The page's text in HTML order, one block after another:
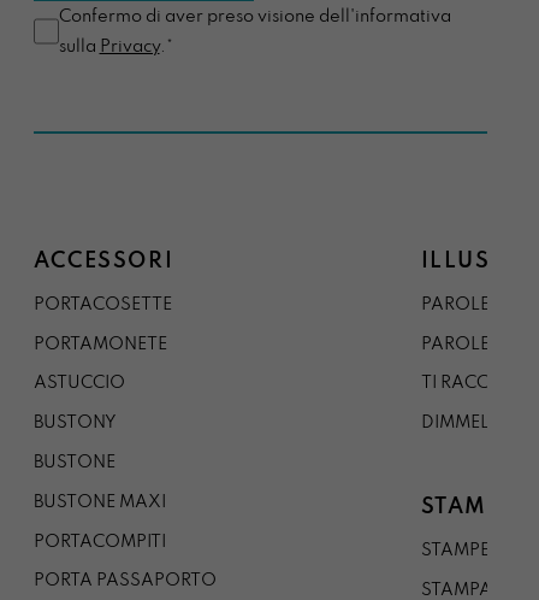
Confermo di aver preso visione dell'informativa
sulla Privacy.*
ACCESSORI
PORTACOSETTE
PORTAMONETE
ASTUCCIO
BUSTONY
BUSTONE
BUSTONE MAXI
PORTACOMPITI
PORTA PASSAPORTO
PAROLE DAL
PAROLE DA
TI
DIMMELO
STAMPE
STAMPE A5
STAMPA A3